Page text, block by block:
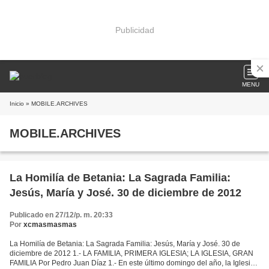
Publicidad
MENU
Inicio » MOBILE.ARCHIVES
MOBILE.ARCHIVES
La Homilía de Betania: La Sagrada Familia:
Jesús, María y José. 30 de diciembre de 2012
Publicado en 27/12/p. m. 20:33
Por xcmasmasmas
La Homilía de Betania: La Sagrada Familia: Jesús, María y José. 30 de
diciembre de 2012 1.- LA FAMILIA, PRIMERA IGLESIA; LA IGLESIA, GRAN
FAMILIA Por Pedro Juan Díaz 1.- En este último domingo del año, la Iglesia